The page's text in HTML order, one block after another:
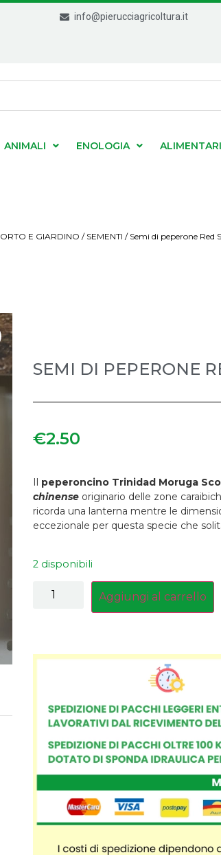
info@pierucciagricoltura.it
ANIMALI ENOLOGIA ALIMENTARI
ORTO E GIARDINO / SEMENTI / Semi di peperone Red
SEMI DI PEPERONE
€2.50
Il peperoncino Trinidad Moruga
chinense originario delle zone
ricorda una lanterna mentre le
eccezionale per questa specie che
2 disponibili
Aggiungi al carrello